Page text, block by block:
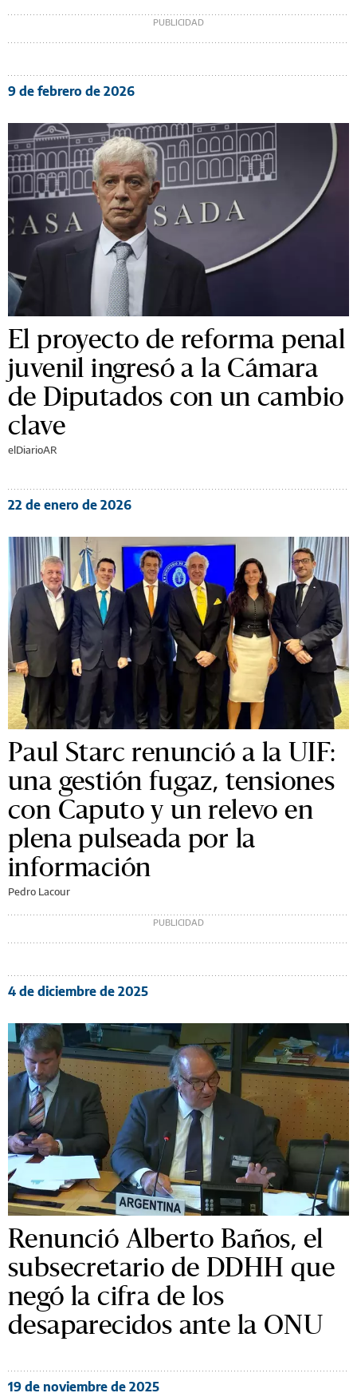
9 de febrero de 2026
El proyecto de reforma penal
juvenil ingresó a la Cámara
de Diputados con un cambio
clave
elDiarioAR
22 de enero de 2026
Paul Starc renunció a la UIF:
una gestión fugaz, tensiones
con Caputo y un relevo en
plena pulseada por la
información
Pedro Lacour
4 de diciembre de 2025
Renunció Alberto Baños, el
subsecretario de DDHH que
negó la cifra de los
desaparecidos ante la ONU
19 de noviembre de 2025